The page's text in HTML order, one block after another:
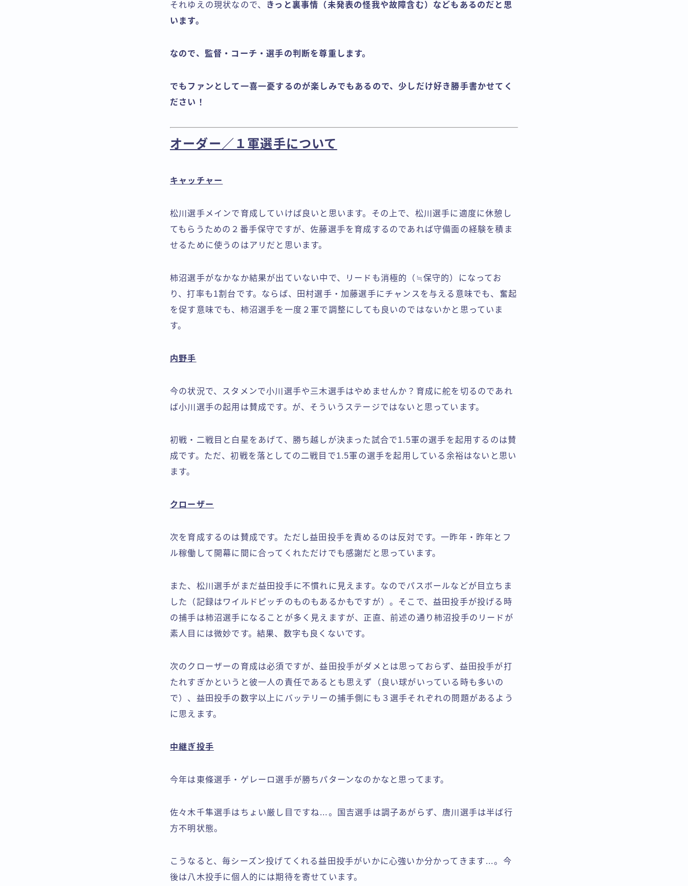
それゆえの現状なので、
きっと裏事情（未発表の怪我や故障含む）などもあるのだと思
います。
なので、監督・コーチ・選手の判断を尊重します。
でもファンとして一喜一憂するのが楽しみでもあるので、少しだけ好き勝手書かせてく
ださい！
オーダー／１軍選手について
キャッチャー
松川選手メインで育成していけば良いと思います。その上で、松川選手に適度に休憩し
てもらうための２番手保守ですが、佐藤選手を育成するのであれば守備面の経験を積ま
せるために使うのはアリだと思います。
柿沼選手がなかなか結果が出ていない中で、リードも消極的（≒保守的）になってお
り、打率も1割台です。ならば、田村選手・加藤選手にチャンスを与える意味でも、奮起
を促す意味でも、柿沼選手を一度２軍で調整にしても良いのではないかと思っていま
す。
内野手
今の状況で、スタメンで小川選手や三木選手はやめませんか？育成に舵を切るのであれ
ば小川選手の起用は賛成です。が、そういうステージではないと思っています。
初戦・二戦目と白星をあげて、勝ち越しが決まった試合で1.5軍の選手を起用するのは賛
成です。ただ、初戦を落としての二戦目で1.5軍の選手を起用している余裕はないと思い
ます。
クローザー
次を育成するのは賛成です。ただし益田投手を責めるのは反対です。一昨年・昨年とフ
ル稼働して開幕に間に合ってくれただけでも感謝だと思っています。
また、松川選手がまだ益田投手に不慣れに見えます。なのでパスボールなどが目立ちま
した（記録はワイルドピッチのものもあるかもですが）。そこで、益田投手が投げる時
の捕手は柿沼選手になることが多く見えますが、正直、前述の通り柿沼投手のリードが
素人目には微妙です。結果、数字も良くないです。
次のクローザーの育成は必須ですが、益田投手がダメとは思っておらず、益田投手が打
たれすぎかというと彼一人の責任であるとも思えず（良い球がいっている時も多いの
で）、益田投手の数字以上にバッテリーの捕手側にも３選手それぞれの問題があるよう
に思えます。
中継ぎ投手
今年は東條選手・ゲレーロ選手が勝ちパターンなのかなと思ってます。
佐々木千隼選手はちょい厳し目ですね…。国吉選手は調子あがらず、唐川選手は半ば行
方不明状態。
こうなると、毎シーズン投げてくれる益田投手がいかに心強いか分かってきます…。今
後は八木投手に個人的には期待を寄せています。